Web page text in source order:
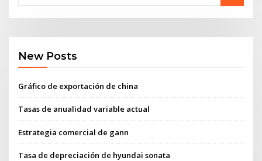
New Posts
Gráfico de exportación de china
Tasas de anualidad variable actual
Estrategia comercial de gann
Tasa de depreciación de hyundai sonata